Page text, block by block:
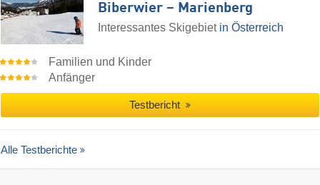
Biberwier – Marienberg
Interessantes Skigebiet in Österreich
Familien und Kinder
Anfänger
Testbericht
Alle Testberichte